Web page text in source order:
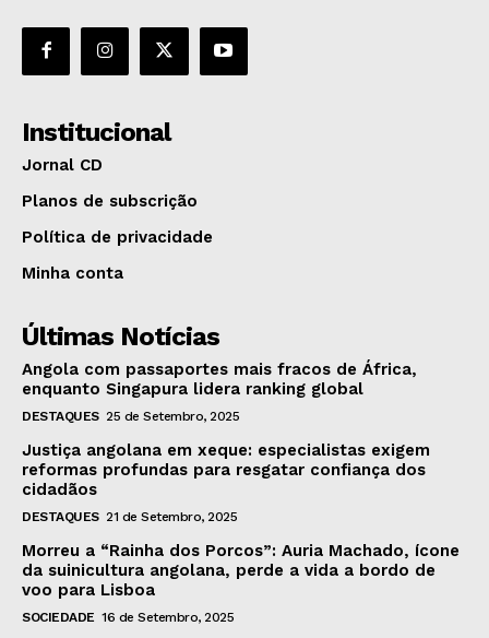
Institucional
Jornal CD
Planos de subscrição
Política de privacidade
Minha conta
Últimas Notícias
Angola com passaportes mais fracos de África,
enquanto Singapura lidera ranking global
DESTAQUES 25 de Setembro, 2025
Justiça angolana em xeque: especialistas exigem
reformas profundas para resgatar confiança dos
cidadãos
DESTAQUES 21 de Setembro, 2025
Morreu a “Rainha dos Porcos”: Auria Machado, ícone
da suinicultura angolana, perde a vida a bordo de
voo para Lisboa
SOCIEDADE 16 de Setembro, 2025